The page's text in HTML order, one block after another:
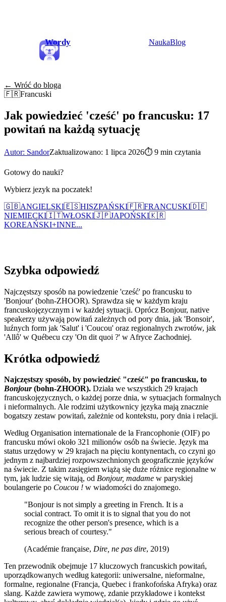
Wordy NaukaBlog
← Wróć do bloga
🇫🇷Francuski
Jak powiedzieć 'cześć' po francusku: 17
powitań na każdą sytuację
Autor: SandorZaktualizowano: 1 lipca 2026⏱ 9 min czytania
Gotowy do nauki?
Wybierz jezyk na poczatek!
🇬🇧ANGIELSKI🇪🇸HISZPAŃSKI🇫🇷FRANCUSKI🇩🇪
NIEMIECKI🇮🇹WŁOSKI🇯🇵JAPOŃSKI🇰🇷
KOREAŃSKI+INNE...
Szybka odpowiedź
Najczęstszy sposób na powiedzenie 'cześć' po francusku to
'Bonjour' (bohn-ZHOOR). Sprawdza się w każdym kraju
francuskojęzycznym i w każdej sytuacji. Oprócz Bonjour, native
speakerzy używają powitań zależnych od pory dnia, jak 'Bonsoir',
luźnych form jak 'Salut' i 'Coucou' oraz regionalnych zwrotów, jak
'Allô' w Québecu czy 'On dit quoi ?' w Afryce Zachodniej.
Krótka odpowiedź
Najczęstszy sposób, by powiedzieć "cześć" po francusku, to
Bonjour(bohn-ZHOOR). Działa we wszystkich 29 krajach
francuskojęzycznych, o każdej porze dnia, w sytuacjach formalnych
i nieformalnych. Ale rodzimi użytkownicy języka mają znacznie
bogatszy zestaw powitań, zależnie od kontekstu, pory dnia i relacji.
Według Organisation internationale de la Francophonie (OIF) po
francusku mówi około 321 milionów osób na świecie. Język ma
status urzędowy w 29 krajach na pięciu kontynentach, co czyni go
jednym z najbardziej rozpowszechnionych geograficznie języków
na świecie. Z takim zasięgiem wiążą się duże różnice regionalne w
tym, jak ludzie się witają, od Bonjour, madame w paryskiej
boulangerie po Coucou ! w wiadomości do znajomego.
"Bonjour is not simply a greeting in French. It is a
social contract. To omit it is to signal that you do not
recognize the other person's presence, which is a
serious breach of courtesy."
(Académie française, Dire, ne pas dire, 2019)
Ten przewodnik obejmuje 17 kluczowych francuskich powitań,
uporządkowanych według kategorii: uniwersalne, nieformalne,
formalne, regionalne (Francja, Quebec i frankofońska Afryka) oraz
slang. Każde zawiera wymowę, zdanie przykładowe i kontekst